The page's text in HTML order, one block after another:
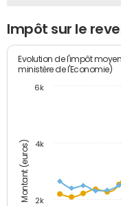
Impôt sur le
Montant (euros)
Evolution de l'impôt
ministère de l'Economie)
2k
4k
6k